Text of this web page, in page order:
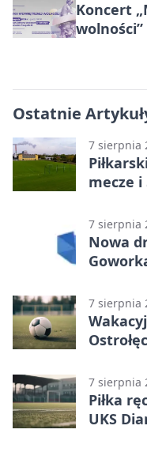
Koncert
wolności”
Ostatnie
7 sierpnia
mecze
7 sierpnia
Nowa
7 sierpnia
7 sierpnia
Piłka
UKS